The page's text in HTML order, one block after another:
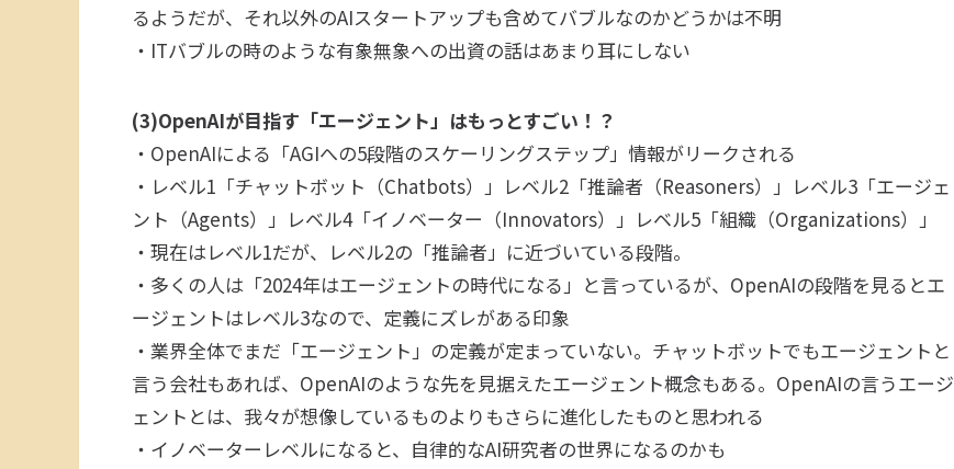
るようだが、それ以外のAIスタートアップも含めてバブルなのかどうかは不明
・ITバブルの時のような有象無象への出資の話はあまり耳にしない
(3)OpenAIが目指す「エージェント」はもっとすごい！？
・OpenAIによる「AGIへの5段階のスケーリングステップ」情報がリークされる
・レベル1「チャットボット（Chatbots）」レベル2「推論者（Reasoners）」レベル3「エージェ
ント（Agents）」レベル4「イノベーター（Innovators）」レベル5「組織（Organizations）」
・現在はレベル1だが、レベル2の「推論者」に近づいている段階。
・多くの人は「2024年はエージェントの時代になる」と言っているが、OpenAIの段階を見るとエ
ージェントはレベル3なので、定義にズレがある印象
・業界全体でまだ「エージェント」の定義が定まっていない。チャットボットでもエージェントと
言う会社もあれば、OpenAIのような先を見据えたエージェント概念もある。OpenAIの言うエージ
ェントとは、我々が想像しているものよりもさらに進化したものと思われる
・イノベーターレベルになると、自律的なAI研究者の世界になるのかも